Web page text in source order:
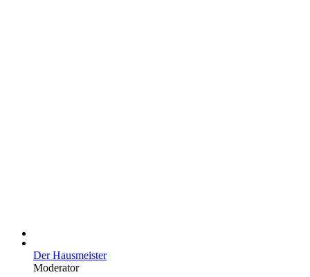
Der Hausmeister
Moderator